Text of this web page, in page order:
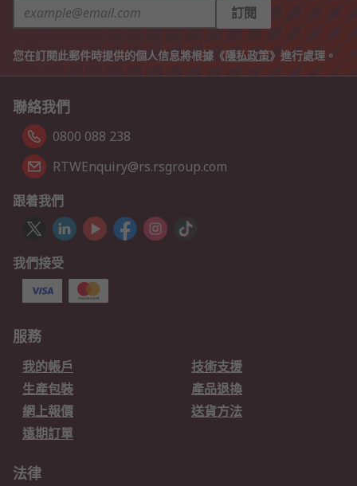
訂閱
您在訂閱此郵件時提供的個人信息將根據《隱私政策》進行處理。
聯絡我們
0800 088 238
RTWEnquiry@rs.rsgroup.com
跟着我們
我們接受
服務
我的帳戶
技術支援
生產包裝
產品退換
網上報價
送貨方法
遠期訂單
法律